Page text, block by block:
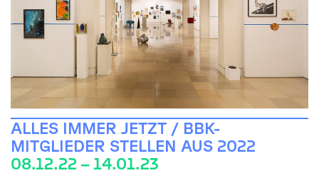
ALLES IMMER JETZT / BBK-
MITGLIEDER STELLEN AUS 2022
08.12.22 – 14.01.23